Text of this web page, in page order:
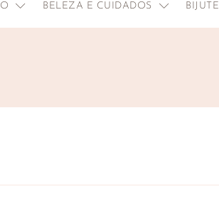
BELEZA E CUIDADOS